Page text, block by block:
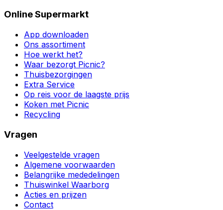
Online Supermarkt
App downloaden
Ons assortiment
Hoe werkt het?
Waar bezorgt Picnic?
Thuisbezorgingen
Extra Service
Op reis voor de laagste prijs
Koken met Picnic
Recycling
Vragen
Veelgestelde vragen
Algemene voorwaarden
Belangrijke mededelingen
Thuiswinkel Waarborg
Acties en prijzen
Contact